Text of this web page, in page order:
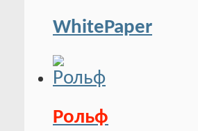
WhitePaper
Рольф